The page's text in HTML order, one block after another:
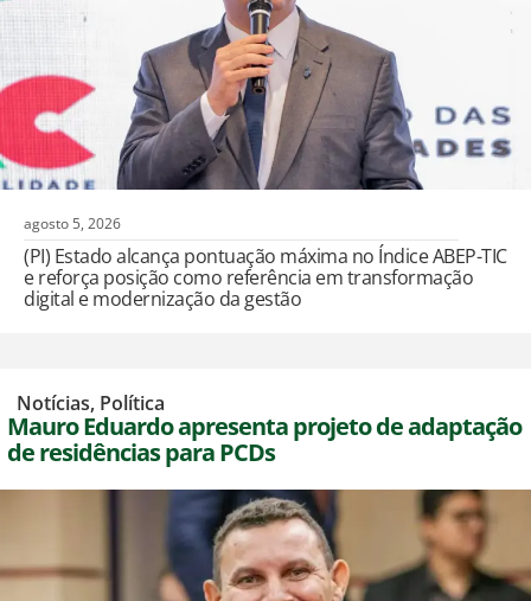
agosto 5, 2026
(PI) Estado alcança pontuação máxima no Índice ABEP-TIC
e reforça posição como referência em transformação
digital e modernização da gestão
Notícias, Política
Mauro Eduardo apresenta projeto de adaptação
de residências para PCDs